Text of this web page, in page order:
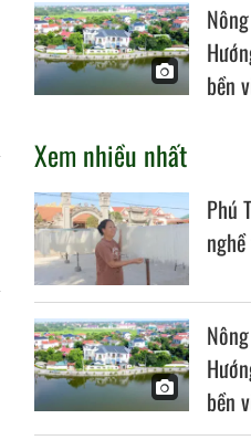
bền
Xem nhiều nhất
Phú
bền